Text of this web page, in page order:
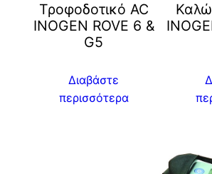
Τροφοδοτικό AC
INOGEN ROVE 6 &
G5
Διαβάστε
περισσότερα